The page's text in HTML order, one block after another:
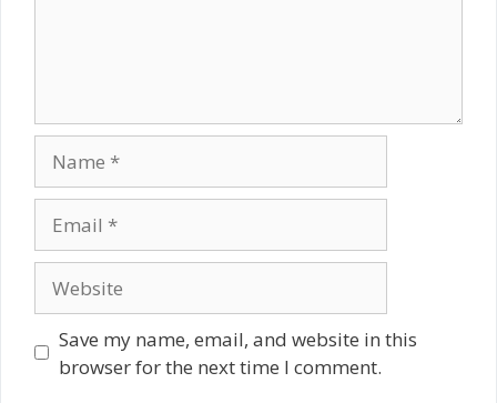
Save my name, email, and website in this
browser for the next time I comment.